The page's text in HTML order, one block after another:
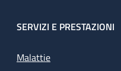
SERVIZI E PRESTAZIONI
Malattie